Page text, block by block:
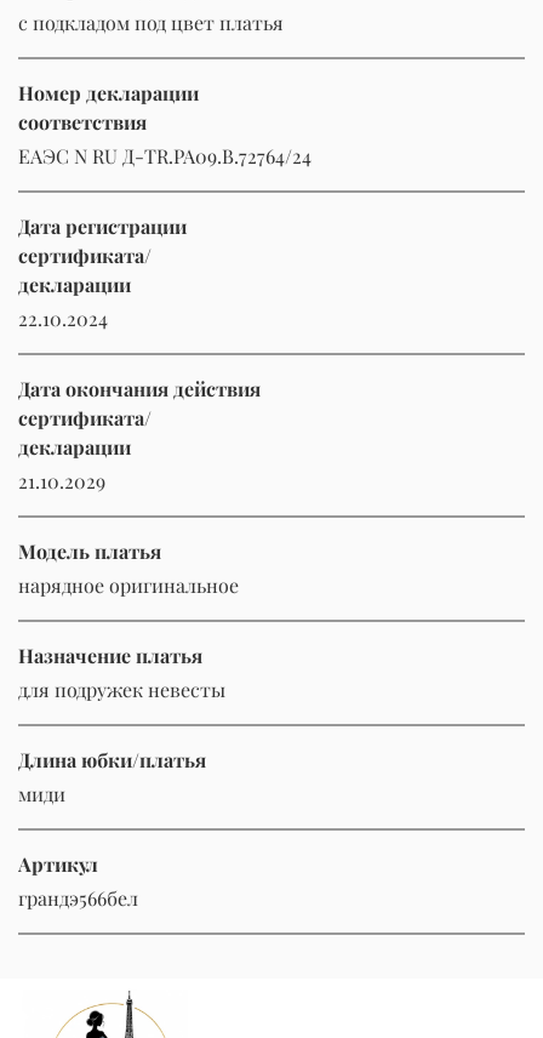
с подкладом под цвет платья
Номер декларации
соответствия
ЕАЭС N RU Д-TR.РА09.В.72764/24
Дата регистрации
сертификата/
декларации
22.10.2024
Дата окончания действия
сертификата/
декларации
21.10.2029
Модель платья
нарядное оригинальное
Назначение платья
для подружек невесты
Длина юбки/платья
миди
Артикул
грандэ566бел